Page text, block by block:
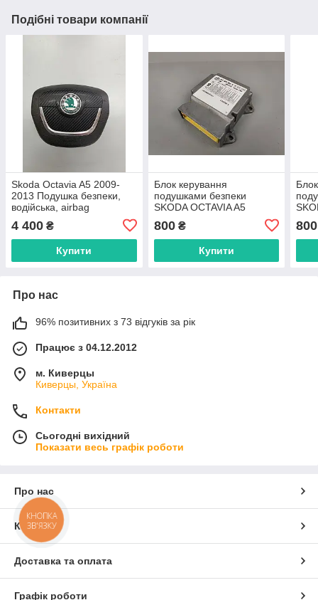
Подібні товари компанії
Skoda Octavia A5 2009-
2013 Подушка безпеки,
водійська, airbag
4 400 ₴
Купити
Блок керування
подушками безпеки
SKODA OCTAVIA A5
800₴
Купити
800
Про нас
96% позитивних з 73 відгуків за рік
Працює з 04.12.2012
м. Киверцы
Киверцы, Україна
Контакти
Сьогодні вихідний
Показати весь графік роботи
Про нас
Контакти
Доставка та оплата
Графік роботи
КНОПКА
ЗВ'ЯЗКУ